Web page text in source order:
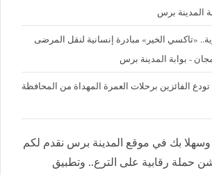
المدينة برس
«تاكسي الخير» مبادرة إنسانية لنقل المرضى
- بوابة المدينة برس
الفائزين برحلات العمرة المهداة من المحافظة
وسهلا بك في موقع المدينة برس نقدم لكم
شن حملة رقابية على الترع.. وتطبيق